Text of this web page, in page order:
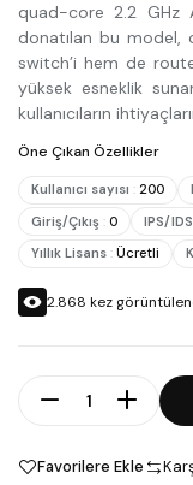
quad-core 2.2 GHz
donatılan bu model,
switch’i hem de
yüksek esneklik
kullanıcıların
Öne Çıkan Özellikler
Kullanıcı sayısı : 200
Giriş/Çıkış : 0 IPS/IDS
Yıllık Lisans : Ücretli
2.868 kez
Adet
Favorilere Ekle